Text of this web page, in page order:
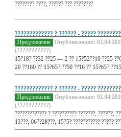
???????? ????, ?????? ??? ????????
????????????? ? ?????? - ?????
Предложение Опубликовано:
(???????????)
15?18? ??32 ??25 — 2 ?? 15?52??10 ??25
20 ??160 ?? 15?65? ??50 ??16 ?? 15?65?
????????????? ? ?????? - ?????
Предложение Опубликовано:
(???????????)
????????????? ? ?????????? ???????,
13???, 06??28???, 15?5? ??????????? ?????